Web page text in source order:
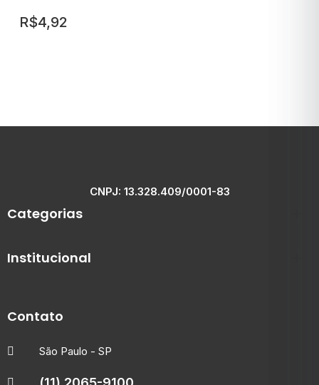
R$4,92
CNPJ: 13.328.409/0001-83
Categorias
Institucional
Contato
São Paulo - SP